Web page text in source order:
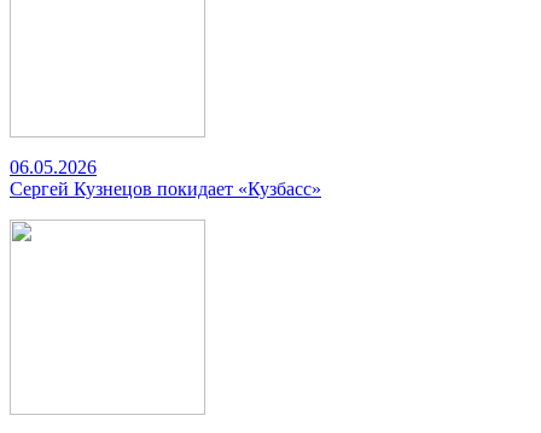
06.05.2026
Сергей Кузнецов покидает «Кузбасс»